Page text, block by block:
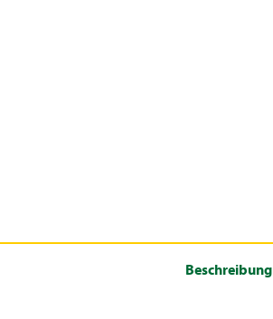
Beschreibung